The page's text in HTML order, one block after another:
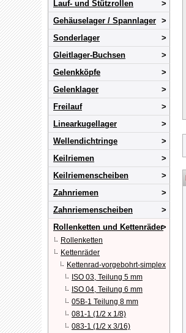
Lauf- und Stützrollen
Gehäuselager / Spannlager
Sonderlager
Gleitlager-Buchsen
Gelenkköpfe
Gelenklager
Freilauf
Linearkugellager
Wellendichtringe
Keilriemen
Keilriemenscheiben
Zahnriemen
Zahnriemenscheiben
Rollenketten und Kettenräder
Rollenketten
Kettenräder
Kettenrad-vorgebohrt-simplex
ISO 03, Teilung 5 mm
ISO 04, Teilung 6 mm
05B-1 Teilung 8 mm
081-1 (1/2 x 1/8)
083-1 (1/2 x 3/16)